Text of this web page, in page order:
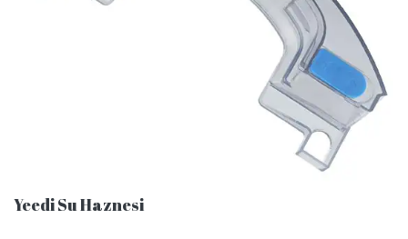
Yeedi Su Haznesi